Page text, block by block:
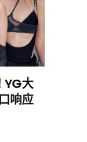
YG大
响应